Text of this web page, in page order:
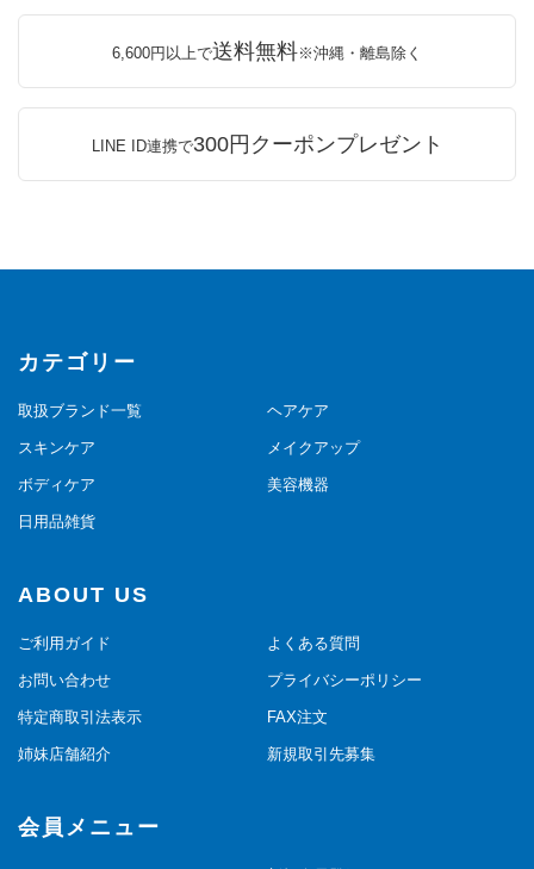
6,600円以上で送料無料※沖縄・離島除く
LINE ID連携で300円クーポンプレゼント
カテゴリー
取扱ブランド一覧 ヘアケア
スキンケア メイクアップ
ボディケア 美容機器
日用品雑貨
ABOUT US
ご利用ガイド よくある質問
お問い合わせ プライバシーポリシー
特定商取引法表示 FAX注文
姉妹店舗紹介 新規取引先募集
会員メニュー